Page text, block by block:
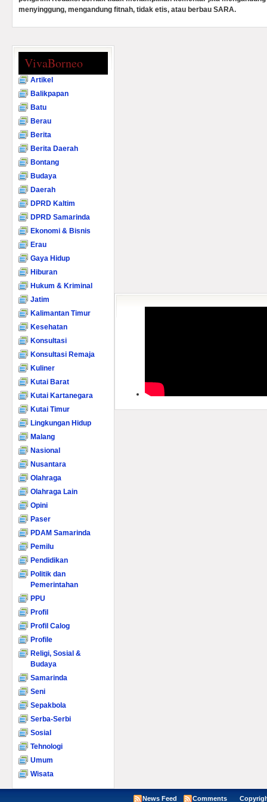
menyinggung, mengandung fitnah, tidak etis, atau berbau SARA.
VivaBorneo
Artikel
Balikpapan
Batu
Berau
Berita
Berita Daerah
Bontang
Budaya
Daerah
DPRD Kaltim
DPRD Samarinda
Ekonomi & Bisnis
Erau
Gaya Hidup
Hiburan
Hukum & Kriminal
Jatim
Kalimantan Timur
Kesehatan
Konsultasi
Konsultasi Remaja
Kuliner
Kutai Barat
Kutai Kartanegara
Kutai Timur
Lingkungan Hidup
Malang
Nasional
Nusantara
Olahraga
Olahraga Lain
Opini
Paser
PDAM Samarinda
Pemilu
Pendidikan
Politik dan
Pemerintahan
PPU
Profil
Profil Calog
Profile
Religi, Sosial &
Budaya
Samarinda
Seni
Sepakbola
Serba-Serbi
Sosial
Tehnologi
Umum
Wisata
News Feed Comments Copyright